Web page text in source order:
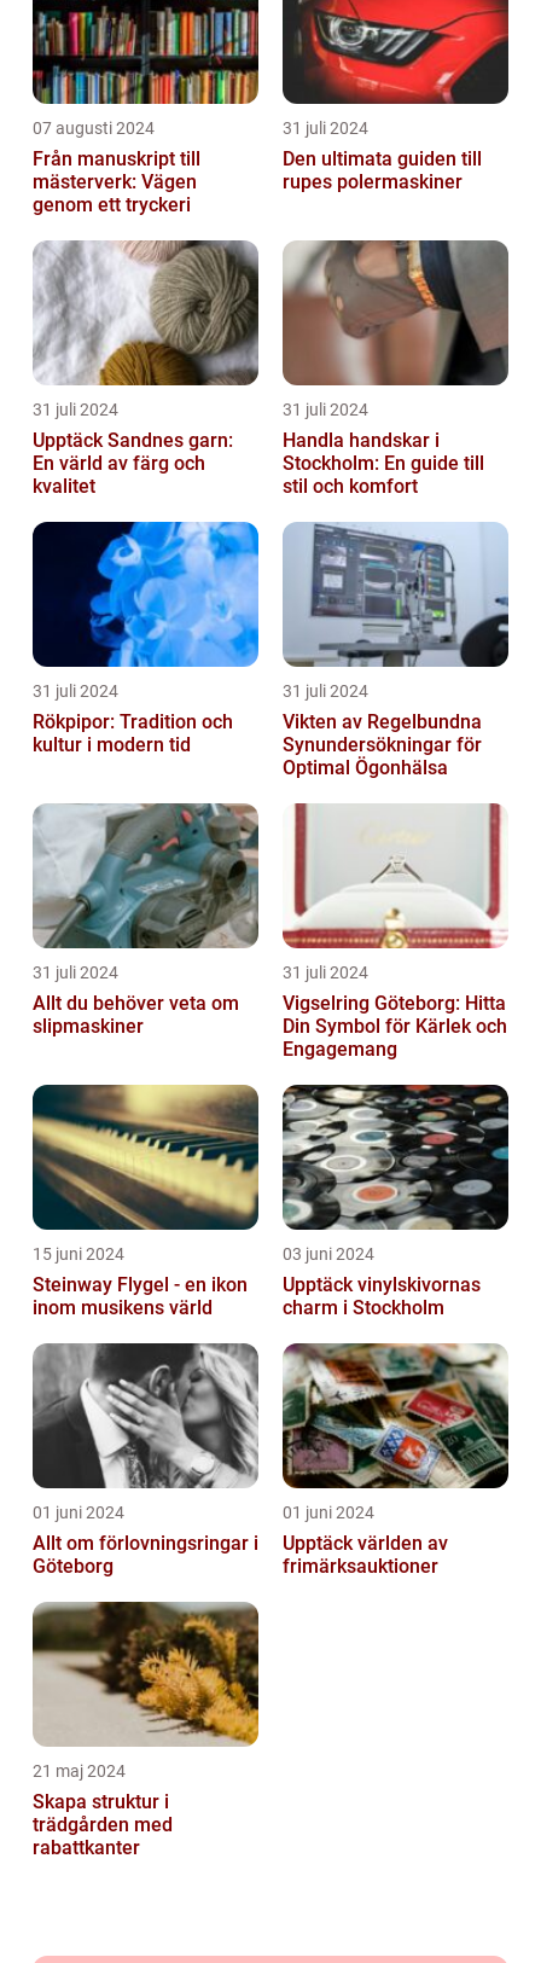
07 augusti 2024
Från manuskript till
mästerverk: Vägen
genom ett tryckeri
31 juli 2024
Den ultimata guiden till
rupes polermaskiner
31 juli 2024
Upptäck Sandnes garn:
En värld av färg och
kvalitet
31 juli 2024
Handla handskar i
Stockholm: En guide till
stil och komfort
31 juli 2024
Rökpipor: Tradition och
kultur i modern tid
31 juli 2024
Vikten av Regelbundna
Synundersökningar för
Optimal Ögonhälsa
31 juli 2024
Allt du behöver veta om
slipmaskiner
31 juli 2024
Vigselring Göteborg: Hitta
Din Symbol för Kärlek och
Engagemang
15 juni 2024
Steinway Flygel - en ikon
inom musikens värld
03 juni 2024
Upptäck vinylskivornas
charm i Stockholm
01 juni 2024
Allt om förlovningsringar i
Göteborg
01 juni 2024
Upptäck världen av
frimärksauktioner
21 maj 2024
Skapa struktur i
trädgården med
rabattkanter